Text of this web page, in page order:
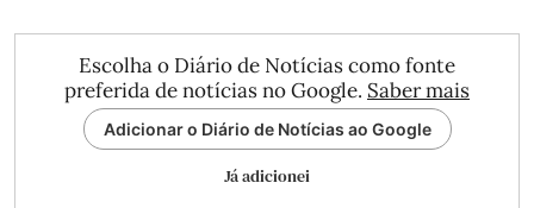
Escolha o Diário de Notícias como fonte
preferida de notícias no Google. Saber mais
Adicionar o Diário de Notícias ao Google
Já adicionei